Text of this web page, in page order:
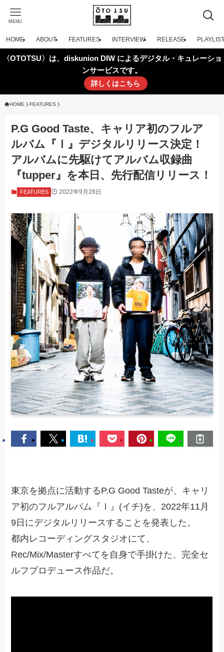
MENU
HOME ABOUT FEATURES INTERVIEW RELEASE PLAYLIST
〈OTOTSU〉は、diskunion DIW によるデジタル・キュレーショ
ンサービスです。
詳しくはこちら
HOME FEATURES
P.G Good Taste、キャリア初のフルア
ルバム『Ⅰ』デジタルリリース決定！
アルバムに先駆けてアルバム収録曲
『tupper』を本日、先行配信リリース！
FEATURES 2022年9月28日
東京を拠点に活動するP.G Good Tasteが、キャリ
ア初のフルアルバム『Ⅰ』(イチ)を、2022年11月
9日にデジタルリリースすることを発表した。
都内レコーディングスタジオにて、
Rec/Mix/Masterすべてを自身で手掛けた、完全セ
ルフプロデュース作品だ。